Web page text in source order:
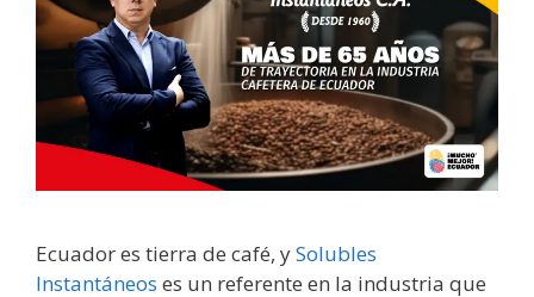
Ecuador es tierra de café, ySolubles
Instantáneos es un referente en la industria que